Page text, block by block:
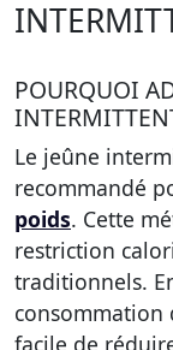
POURQUOI
Le jeûne
recommandé
poids. Cette
restriction
traditionnels.
facile de